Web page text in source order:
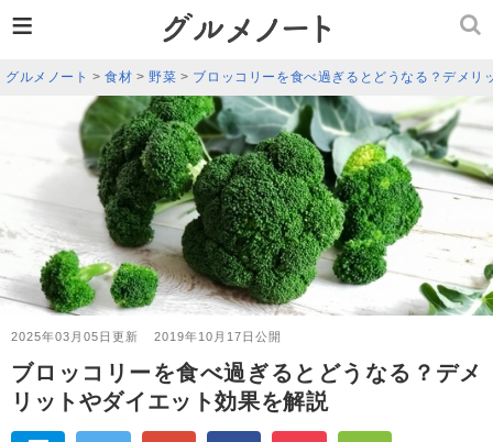
グルメノート >食材 >野菜 > ブロッコリーを食べ過ぎるとどうなる？デメリ
2025年03月05日更新 2019年10月17日公開
ブロッコリーを食べ過ぎるとどうなる？デメ
リットやダイエット効果を解説
≡